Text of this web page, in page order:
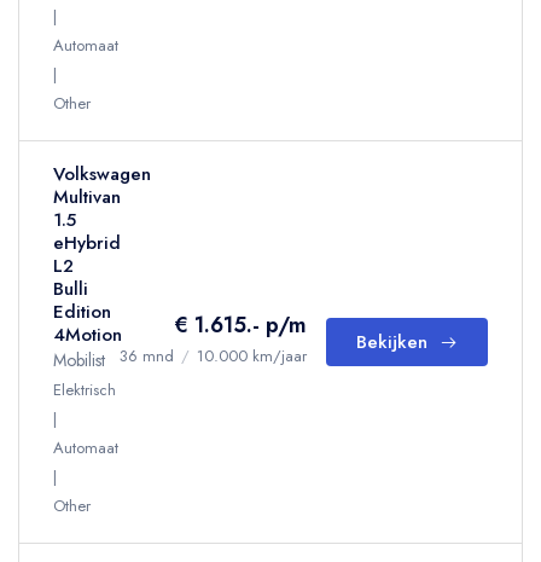
Automaat
Other
Volkswagen
Multivan
1.5
eHybrid
L2
Bulli
Edition
4Motion
Mobilist
Elektrisch
Automaat
Other
€ 1.615.- p/m
36 mnd / 10.000 km/jaar
Bekijken